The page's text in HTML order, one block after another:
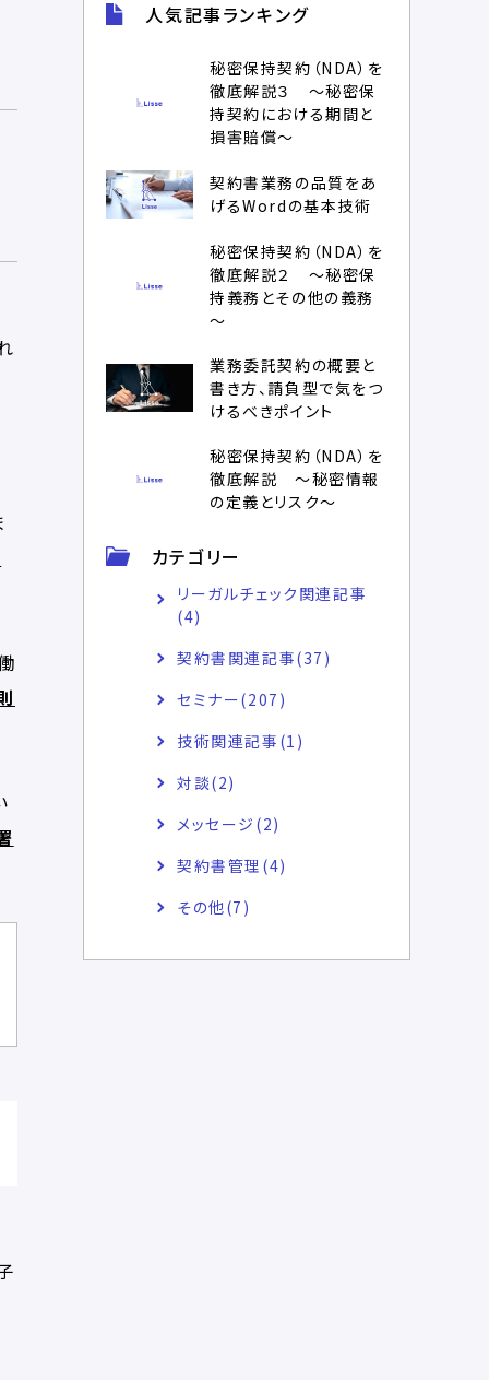
人気記事ランキング
秘密保持契約（NDA）を
徹底解説３ ～秘密保
持契約における期間と
損害賠償～
契約書業務の品質をあ
げるWordの基本技術
秘密保持契約（NDA）を
徹底解説２ ～秘密保
持義務とその他の義務
～
業務委託契約の概要と
書き方、請負型で気をつ
けるべきポイント
秘密保持契約（NDA）を
徹底解説 ～秘密情報
の定義とリスク～
カテゴリー
リーガルチェック関連記事
(4)
契約書関連記事(37)
セミナー(207)
技術関連記事(1)
対談(2)
メッセージ(2)
契約書管理(4)
その他(7)